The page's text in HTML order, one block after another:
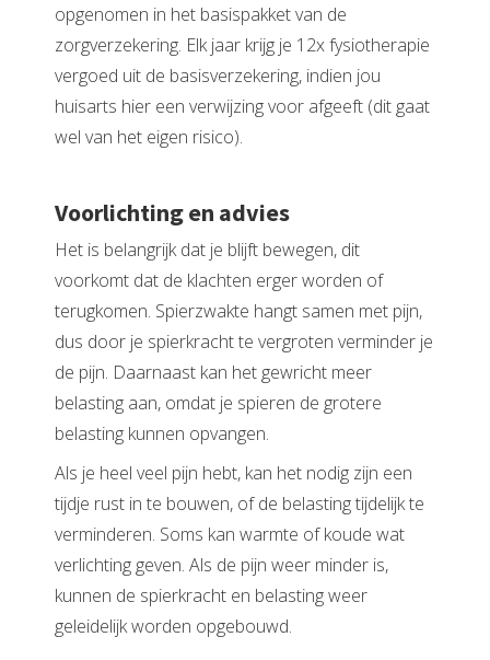
opgenomen in het basispakket van de
zorgverzekering. Elk jaar krijg je 12x fysiotherapie
vergoed uit de basisverzekering, indien jou
huisarts hier een verwijzing voor afgeeft (dit gaat
wel van het eigen risico).
Voorlichting en advies
Het is belangrijk dat je blijft bewegen, dit
voorkomt dat de klachten erger worden of
terugkomen. Spierzwakte hangt samen met pijn,
dus door je spierkracht te vergroten verminder je
de pijn. Daarnaast kan het gewricht meer
belasting aan, omdat je spieren de grotere
belasting kunnen opvangen.
Als je heel veel pijn hebt, kan het nodig zijn een
tijdje rust in te bouwen, of de belasting tijdelijk te
verminderen. Soms kan warmte of koude wat
verlichting geven. Als de pijn weer minder is,
kunnen de spierkracht en belasting weer
geleidelijk worden opgebouwd.